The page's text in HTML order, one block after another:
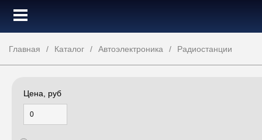
Главная Каталог Автоэлектроника Радиостанции
Цена, руб